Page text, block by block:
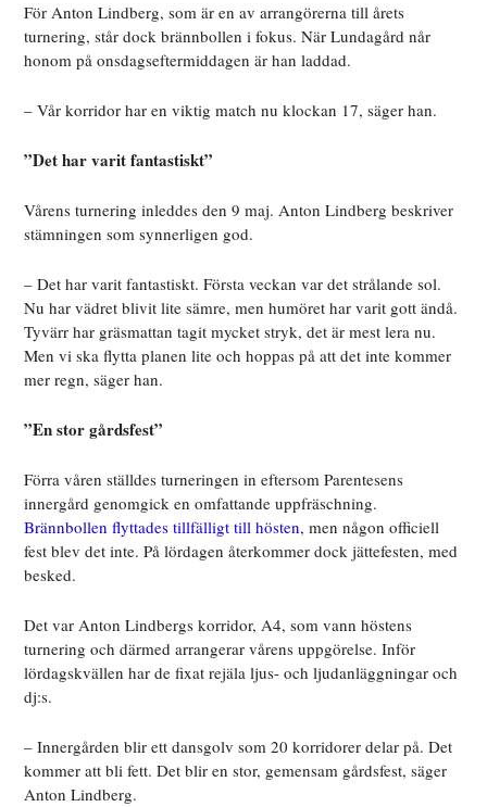
För Anton Lindberg, som är en av arrangörerna till årets
turnering, står dock brännbollen i fokus. När Lundagård når
honom på onsdagseftermiddagen är han laddad.
– Vår korridor har en viktig match nu klockan 17, säger han.
”Det har varit fantastiskt”
Vårens turnering inleddes den 9 maj. Anton Lindberg beskriver
stämningen som synnerligen god.
– Det har varit fantastiskt. Första veckan var det strålande sol.
Nu har vädret blivit lite sämre, men humöret har varit gott ändå.
Tyvärr har gräsmattan tagit mycket stryk, det är mest lera nu.
Men vi ska flytta planen lite och hoppas på att det inte kommer
mer regn, säger han.
”En stor gårdsfest”
Förra våren ställdes turneringen in eftersom Parentesens
innergård genomgick en omfattande uppfräschning.
Brännbollen flyttades tillfälligt till hösten, men någon officiell
fest blev det inte. På lördagen återkommer dock jättefesten, med
besked.
Det var Anton Lindbergs korridor, A4, som vann höstens
turnering och därmed arrangerar vårens uppgörelse. Inför
lördagskvällen har de fixat rejäla ljus- och ljudanläggningar och
dj:s.
– Innergården blir ett dansgolv som 20 korridorer delar på. Det
kommer att bli fett. Det blir en stor, gemensam gårdsfest, säger
Anton Lindberg.